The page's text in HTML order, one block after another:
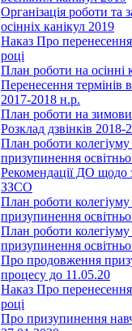
Організація роботи та
осінніх канікул 2019
Наказ Про
році
План роботи на осінні
Перенесення термінів
2017-2018 н.р.
План роботи на
Розклад дзвінків 2018-
План роботи колегіуму
призупинення
Рекомендації ДО щодо
ЗЗСО
План роботи колегіуму
призупинення
План роботи колегіуму
призупинення
Про продовження
процесу до 11.05.20
Наказ Про
році
Про призупинення